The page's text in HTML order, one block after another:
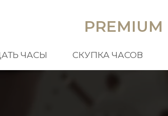
PREMIUM
ЧАСЫ СКУПКА ЧАСОВ